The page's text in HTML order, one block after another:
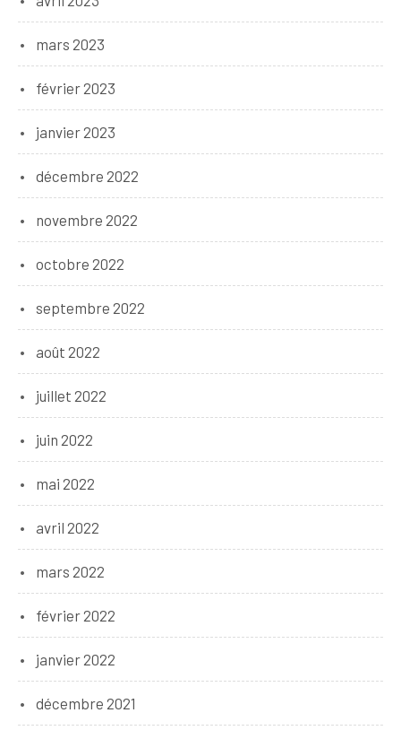
mars 2023
février 2023
janvier 2023
décembre 2022
novembre 2022
octobre 2022
septembre 2022
août 2022
juillet 2022
juin 2022
mai 2022
avril 2022
mars 2022
février 2022
janvier 2022
décembre 2021